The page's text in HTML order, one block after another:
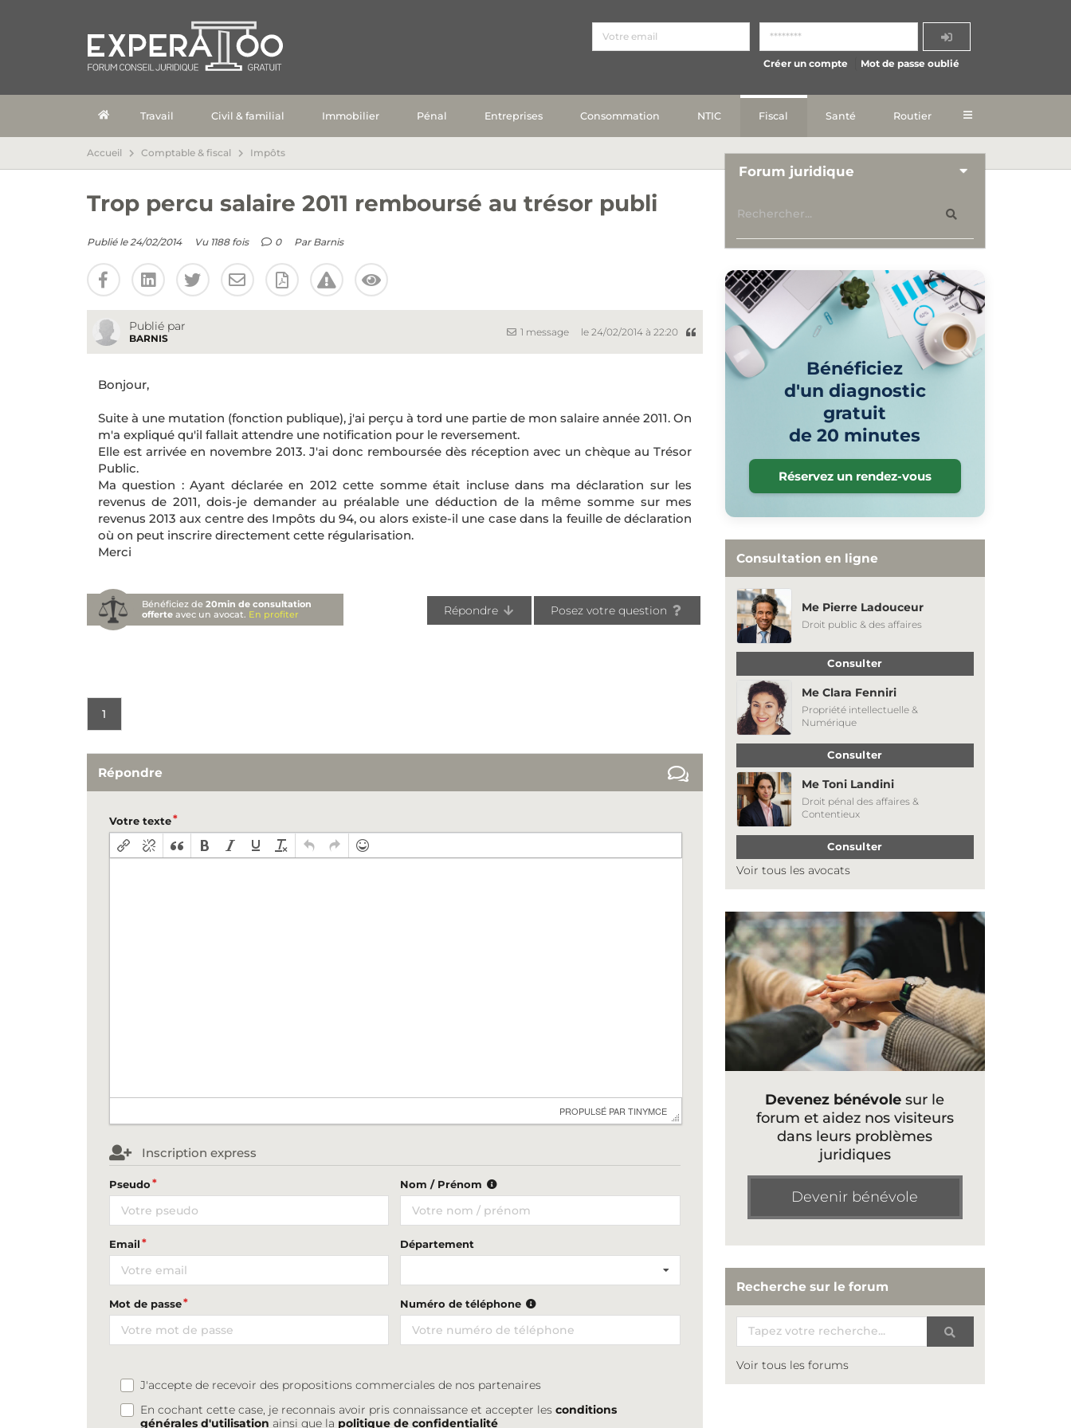
Créer un compte Mot de passe oublié
Travail Civil & familial Immobilier Pénal Entreprises Consommation NTIC Fiscal Santé Routier
Accueil Comptable & fiscal Impôts
Trop percu salaire 2011 remboursé au trésor publi
Publié le 24/02/2014 Vu 1188 fois 0 Par Barnis
Publié par
BARNIS
1 message le 24/02/2014 à 22:20
Bonjour,
Suite à une mutation (fonction publique), j'ai perçu à tord une partie de mon salaire année 2011. On
m'a expliqué qu'il fallait attendre une notification pour le reversement.
Elle est arrivée en novembre 2013. J'ai donc remboursée dès réception avec un chèque au Trésor
Public.
Ma question : Ayant déclarée en 2012 cette somme était incluse dans ma déclaration sur les
revenus de 2011, dois-je demander au préalable une déduction de la même somme sur mes
revenus 2013 aux centre des Impôts du 94, ou alors existe-il une case dans la feuille de déclaration
où on peut inscrire directement cette régularisation.
Merci
Bénéficiez de20min de consultation
offerte avec un avocat. En profiter Répondre Posez votre question
1
Répondre
Votre texte
PROPULSÉ PAR TINYMCE
Inscription express
Pseudo Nom / Prénom
Email Département
Mot de passe Numéro de téléphone
J'accepte de recevoir des propositions commerciales de nos partenaires
En cochant cette case, je reconnais avoir pris connaissance et accepter lesconditions
générales d'utilisation ainsi que la politique de confidentialité
Forum juridique
Bénéficiez
d'un diagnostic
gratuit
de 20 minutes
Réservez un rendez-vous
Consultation en ligne
Me Pierre Ladouceur
Droit public & des affaires
Consulter
Me Clara Fenniri
Propriété intellectuelle &
Numérique
Consulter
Me Toni Landini
Droit pénal des affaires &
Contentieux
Consulter
Voir tous les avocats
Devenez bénévole sur le
forum et aidez nos visiteurs
dans leurs problèmes
juridiques
Devenir bénévole
Recherche sur le forum
Voir tous les forums